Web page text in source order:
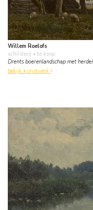
Willem Roelofs
schilderij • te koop
Drents boerenlandschap met
bekijk kunstwerk